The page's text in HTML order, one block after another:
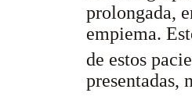
prolongada,
empiema.
de estos
presentadas,